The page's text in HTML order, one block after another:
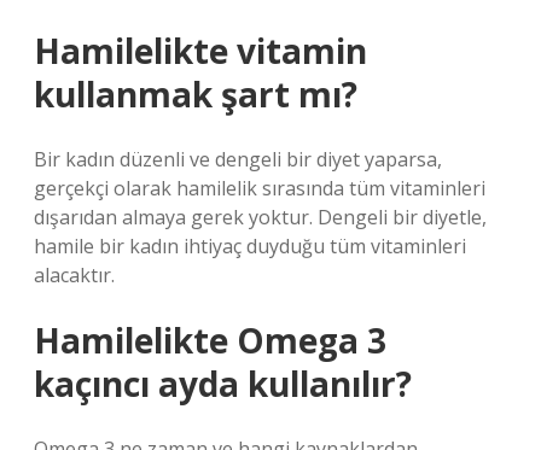
Hamilelikte vitamin
kullanmak şart mı?
Bir kadın düzenli ve dengeli bir diyet yaparsa,
gerçekçi olarak hamilelik sırasında tüm vitaminleri
dışarıdan almaya gerek yoktur. Dengeli bir diyetle,
hamile bir kadın ihtiyaç duyduğu tüm vitaminleri
alacaktır.
Hamilelikte Omega 3
kaçıncı ayda kullanılır?